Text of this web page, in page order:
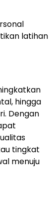
latihan
hingga
Dengan
tingkat
menuju